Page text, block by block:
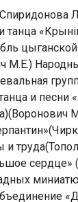
танца
М.Е.)
и песни
и
сердце»